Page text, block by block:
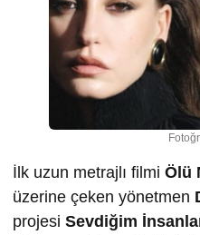
İlk uzun metrajlı filmi Ölü
üzerine çeken yönetmen
projesi Sevdiğim